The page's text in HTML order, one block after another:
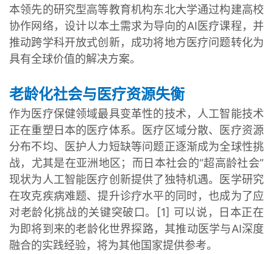
本领先的研究型高等教育机构东北大学通过构建高校
协作网络，设计以本土需求为导向的AI医疗课程，并
推动跨学科开放式创新，成功将地方医疗问题转化为
具有全球价值的解决方案。
老龄化社会与医疗资源失衡
作为医疗保健领域最具变革性的技术，人工智能技术
正在重塑日本的医疗体系。医疗区域分散、医疗资源
分布不均、医护人力短缺等问题正逐渐成为全球性挑
战，尤其是在亚洲地区；而日本社会的“超高龄社会”
现状为人工智能医疗创新提供了独特机遇。医学研究
在攻克疾病难题、提升诊疗水平的同时，也成为了应
对老龄化挑战的关键突破口。[1] 可以说，日本正在
为即将到来的老龄化世界探路，其推动医学与AI深度
融合的实践经验，将为其他国家提供参考。